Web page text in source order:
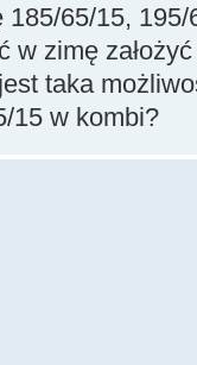
65/15,
w zimę
taka
15 w kombi?